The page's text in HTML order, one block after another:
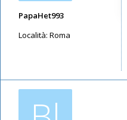
PapaHet993
Località: Roma